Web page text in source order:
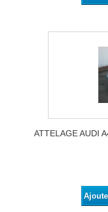
ATTELAGE AUDI